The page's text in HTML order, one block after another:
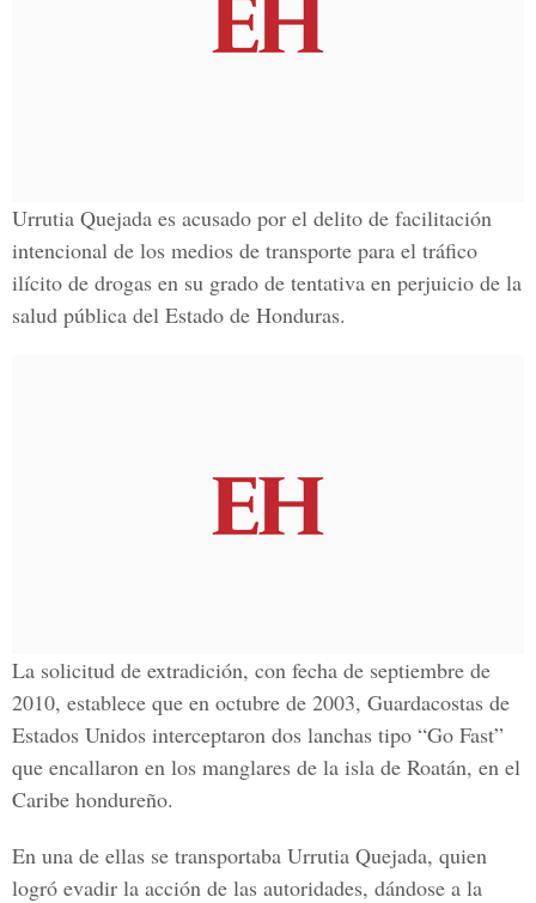
Urrutia Quejada es acusado por el delito de facilitación
intencional de los medios de transporte para el tráfico
ilícito de drogas en su grado de tentativa en perjuicio de la
salud pública del Estado de Honduras.
La solicitud de extradición, con fecha de septiembre de
2010, establece que en octubre de 2003, Guardacostas de
Estados Unidos interceptaron dos lanchas tipo “Go Fast”
que encallaron en los manglares de la isla de Roatán, en el
Caribe hondureño.
En una de ellas se transportaba Urrutia Quejada, quien
logró evadir la acción de las autoridades, dándose a la